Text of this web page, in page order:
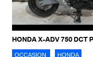
HONDA X-ADV 750 DCT
OCCASION HONDA